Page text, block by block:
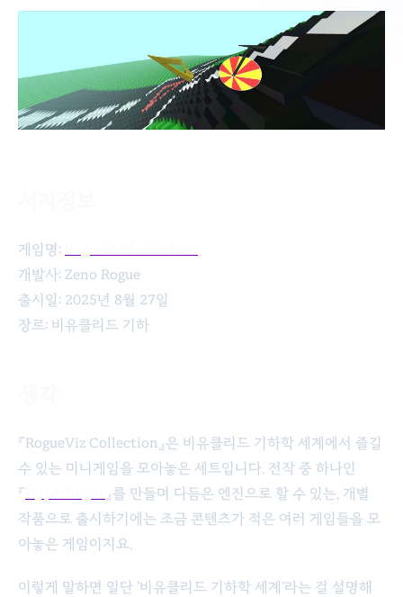
게임명:
개발사: Zeno Rogue
출시일: 2025년 8월 27일
장르: 비유클리드 기하
『RogueViz Collection』은 비유클리드 기하학 세계에서 즐길
수 있는 미니게임을 모아놓은 세트입니다. 전작 중 하나인
『
』를 만들며 다듬은 엔진으로 할 수 있는, 개별
작품으로 출시하기에는 조금 콘텐츠가 적은 여러 게임들을 모
아놓은 게임이지요.
이렇게 말하면 일단 '비유클리드 기하학 세계'라는 걸 설명해